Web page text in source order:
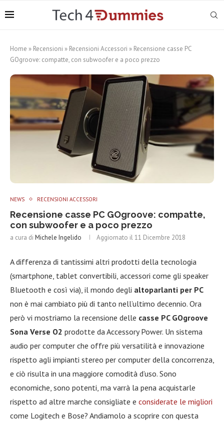
Home » Recensioni » Recensioni Accessori » Recensione casse PC
GOgroove: compatte, con subwoofer e a poco prezzo
NEWS RECENSIONI ACCESSORI
Recensione casse PC GOgroove: compatte,
con subwoofer e a poco prezzo
a cura di Michele Ingelido Aggiornato il11 Dicembre 2018
A differenza di tantissimi altri prodotti della tecnologia
(smartphone, tablet convertibili, accessori come gli speaker
Bluetooth e così via), il mondo degli altoparlanti per PC
non è mai cambiato più di tanto nell’ultimo decennio. Ora
però vi mostriamo la recensione delle casse PC GOgroove
Sona Verse O2 prodotte da Accessory Power. Un sistema
audio per computer che offre più versatilità e innovazione
rispetto agli impianti stereo per computer della concorrenza,
e ciò risulta in una maggiore comodità d’uso. Sono
economiche, sono potenti, ma varrà la pena acquistarle
rispetto ad altre marche consigliate e considerate le migliori
come Logitech e Bose? Andiamolo a scoprire con questa